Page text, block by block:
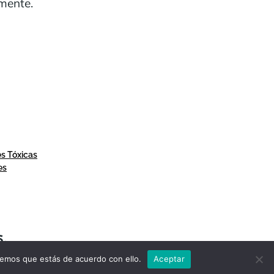
Tóxicas
que estás de acuerdo con ello. Aceptar